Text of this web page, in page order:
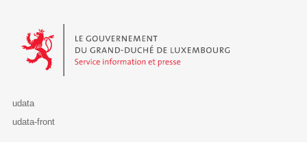
Le Gouvernement du Grand-Duché de Luxembourg - Service
udata
udata-front